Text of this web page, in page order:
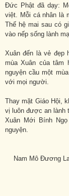
Đức Phật đã dạy:
việt. Mỗi cá nhân là
Thế hệ mai sau có
vào nếp sống lành
Xuân đến là vẻ đẹp
mùa Xuân của tâm
nguyện cầu một
với mọi người.
Thay mặt Giáo Hội,
vị luôn được an lành
Xuân Mới Bính
nguyện.
Nam Mô Đương